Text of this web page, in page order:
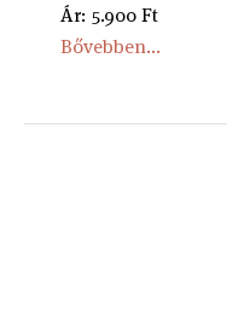
Ár: 5.900 Ft
Bővebben...